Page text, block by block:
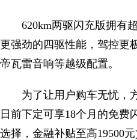
620km两驱闪充版拥有
更强劲的四驱性能，驾控更
帝瓦雷音响等越级配置。
为了让用户购车无忧，
日前下定可享18个月的免
选择，金融补贴至高19500